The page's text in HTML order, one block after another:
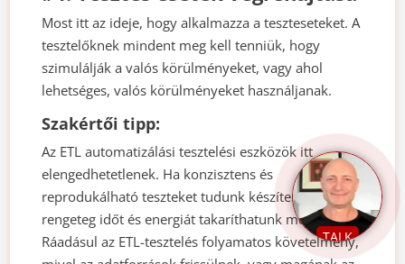
Most itt az ideje, hogy alkalmazza a teszteseteket. A
tesztelőknek mindent meg kell tenniük, hogy
szimulálják a valós körülményeket, vagy ahol
lehetséges, valós körülményeket használjanak.
Szakértői tipp:
Az ETL automatizálási tesztelési eszközök itt
elengedhetetlenek. Ha konzisztens és
reprodukálható teszteket tudunk készíteni, azzal
rengeteg időt és energiát takaríthatunk meg.
Ráadásul az ETL-tesztelés folyamatos követelmény,
TALK